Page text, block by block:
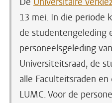
13 mei. In die periode
de studentengeleding
personeelsgeleding
Universiteitsraad, de
alle Faculteitsraden
LUMC. Voor de